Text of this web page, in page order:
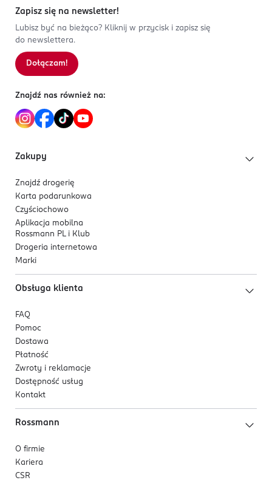
Zapisz się na newsletter!
Lubisz być na bieżąco? Kliknij w przycisk i zapisz się
do newslettera.
Dołączam!
Znajdź nas również na:
Zakupy
Znajdź drogerię
Karta podarunkowa
Czyściochowo
Aplikacja mobilna
Rossmann PL i Klub
Drogeria internetowa
Marki
Obsługa klienta
FAQ
Pomoc
Dostawa
Płatność
Zwroty i reklamacje
Dostępność usług
Kontakt
Rossmann
O firmie
Kariera
CSR